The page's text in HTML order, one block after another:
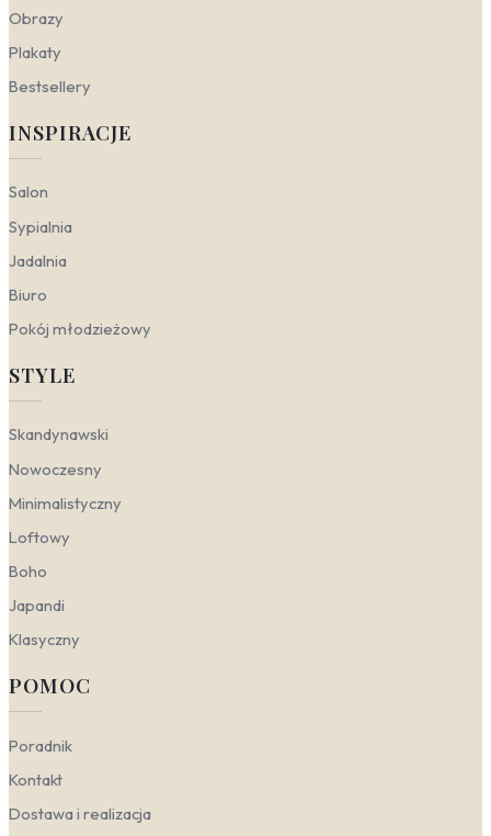
Obrazy
Plakaty
Bestsellery
INSPIRACJE
Salon
Sypialnia
Jadalnia
Biuro
Pokój młodzieżowy
STYLE
Skandynawski
Nowoczesny
Minimalistyczny
Loftowy
Boho
Japandi
Klasyczny
POMOC
Poradnik
Kontakt
Dostawa i realizacja